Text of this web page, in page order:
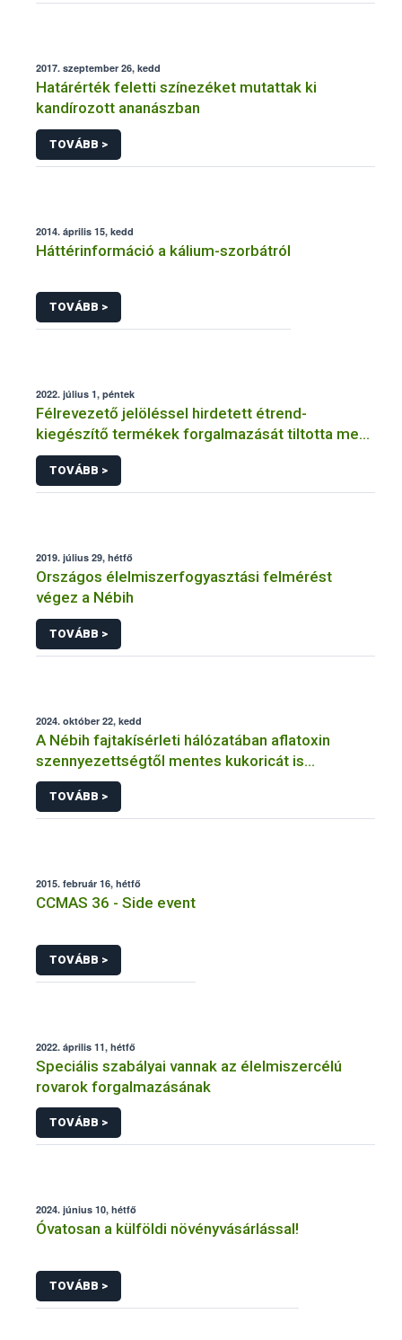
2017. szeptember 26, kedd
Határérték feletti színezéket mutattak ki
kandírozott ananászban
TOVÁBB >
2014. április 15, kedd
Háttérinformáció a kálium-szorbátról
TOVÁBB >
2022. július 1, péntek
Félrevezető jelöléssel hirdetett étrend-
kiegészítő termékek forgalmazását tiltotta meg
a Nébih
TOVÁBB >
2019. július 29, hétfő
Országos élelmiszerfogyasztási felmérést
végez a Nébih
TOVÁBB >
2024. október 22, kedd
A Nébih fajtakísérleti hálózatában aflatoxin
szennyezettségtől mentes kukoricát is
termesztettek
TOVÁBB >
2015. február 16, hétfő
CCMAS 36 - Side event
TOVÁBB >
2022. április 11, hétfő
Speciális szabályai vannak az élelmiszercélú
rovarok forgalmazásának
TOVÁBB >
2024. június 10, hétfő
Óvatosan a külföldi növényvásárlással!
TOVÁBB >